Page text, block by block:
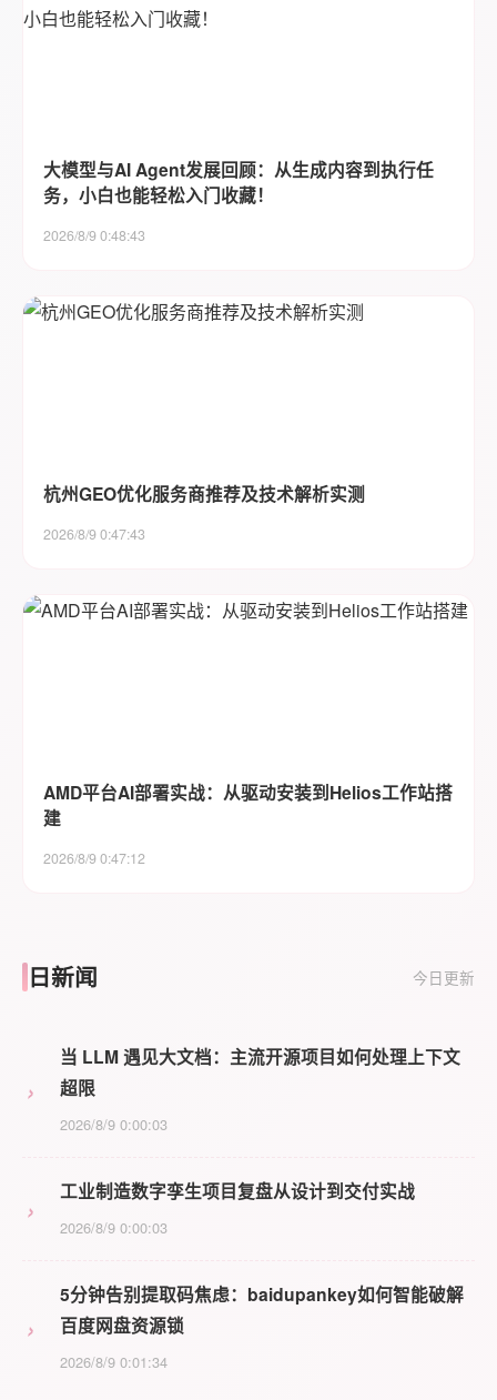
大模型与AI Agent发展回顾：从生成内容到执行任
务，小白也能轻松入门收藏！
2026/8/9 0:48:43
杭州GEO优化服务商推荐及技术解析实测
2026/8/9 0:47:43
AMD平台AI部署实战：从驱动安装到Helios工作站搭
建
2026/8/9 0:47:12
日新闻 今日更新
›
当 LLM 遇见大文档：主流开源项目如何处理上下文
超限
2026/8/9 0:00:03
›
工业制造数字孪生项目复盘从设计到交付实战
2026/8/9 0:00:03
›
5分钟告别提取码焦虑：baidupankey如何智能破解
百度网盘资源锁
2026/8/9 0:01:34